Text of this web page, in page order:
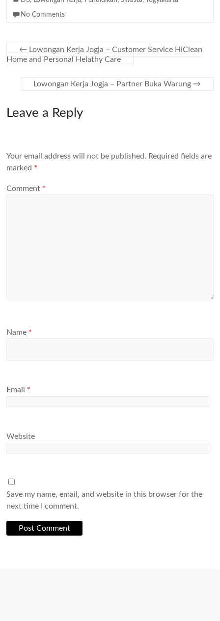
No Comments
← Lowongan Kerja Jogja – Customer Service HiClean
Home and Personal Helathy Care
Lowongan Kerja Jogja – Partner Buka Warung →
Leave a Reply
Your email address will not be published. Required fields are
marked *
Comment *
Name *
Email *
Website
Save my name, email, and website in this browser for the
next time I comment.